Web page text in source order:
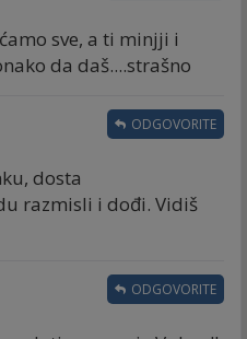
sve, a ti minjji i
da daš....strašno
dosta
razmisli i dođi. Vidiš
ODGOVORITE
ODGOVORITE